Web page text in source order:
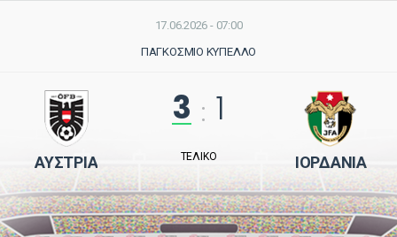
17.06.2026 - 07:00
ΠΑΓΚΌΣΜΙΟ ΚΎΠΕΛΛΟ
ΑΥΣΤΡΊΑ
3 : 1
ΤΕΛΙΚΌ ΙΟΡΔΑΝΊΑ